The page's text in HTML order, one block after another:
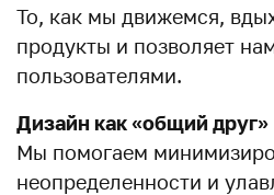
То, как мы движемся,
продукты и позволяет
пользователями.
Дизайн как «общий друг»
Мы помогаем
неопределенности и